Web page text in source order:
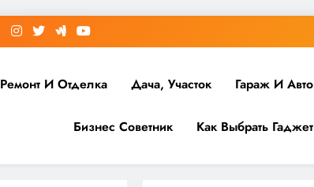
Ремонт И Отделка Дача, Участок Гараж И Авто
Бизнес Советник Как Выбрать Гаджет